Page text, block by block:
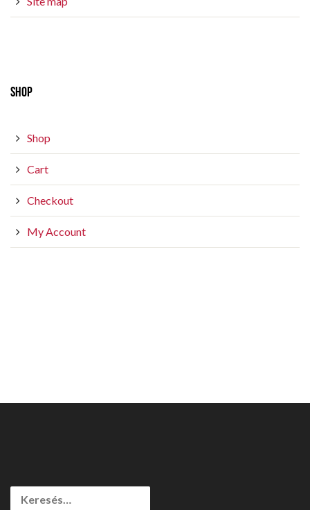
SHOP
Shop
Cart
Checkout
My Account
Keresés: